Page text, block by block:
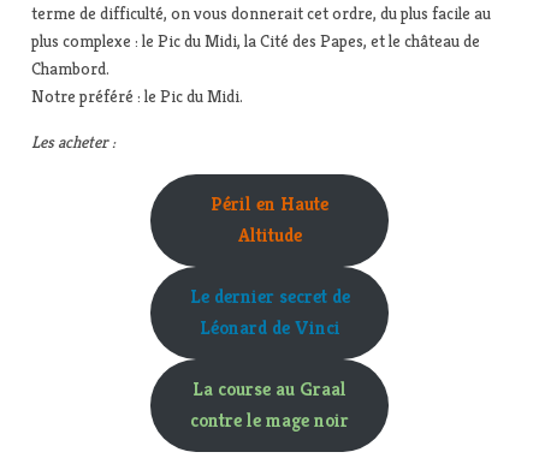
terme de difficulté, on vous donnerait cet ordre, du plus facile au
plus complexe : le Pic du Midi, la Cité des Papes, et le château de
Chambord.
Notre préféré : le Pic du Midi.
Les acheter :
Péril en Haute
Altitude
Le dernier secret de
Léonard de Vinci
La course au Graal
contre le mage noir